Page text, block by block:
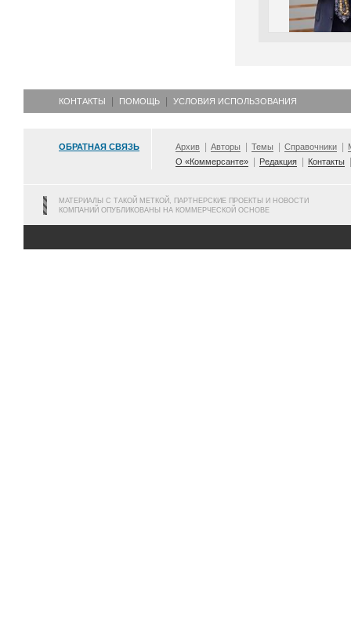
КОНТАКТЫ ПОМОЩЬ УСЛОВИЯ ИСПОЛЬЗОВАНИЯ
ОБРАТНАЯ СВЯЗЬ Архив Авторы Темы Справочники
О «Коммерсанте»
Редакция Контакты
МАТЕРИАЛЫ С ТАКОЙ МЕТКОЙ, ПАРТНЕРСКИЕ ПРОЕКТЫ И НОВОСТИ
КОМПАНИЙ ОПУБЛИКОВАНЫ НА КОММЕРЧЕСКОЙ ОСНОВЕ